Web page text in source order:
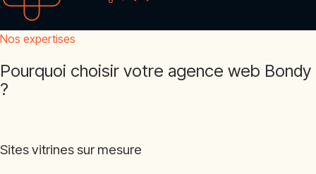
Nos expertises
Pourquoi choisir votre agence web Bondy
?
Sites vitrines sur mesure